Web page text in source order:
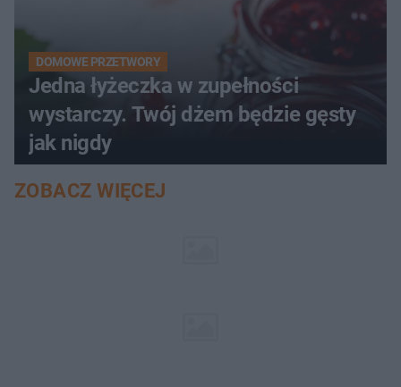
DOMOWE PRZETWORY
Jedna łyżeczka w zupełności
wystarczy. Twój dżem będzie gęsty
jak nigdy
ZOBACZ WIĘCEJ